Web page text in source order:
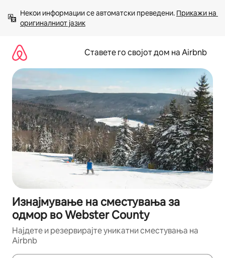
содржина
Некои информации се автоматски преведени. Прикажи на
оригиналниот јазик
Ставете го својот дом на Airbnb
Изнајмување на сместувања за
одмор во Webster County
Најдете и резервирајте уникатни сместувања на
Airbnb